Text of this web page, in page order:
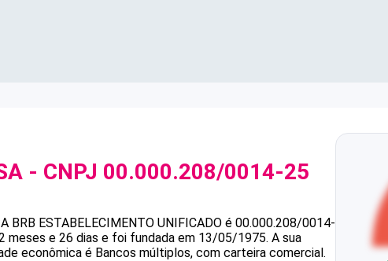
- CNPJ 00.000.208/0014-25
BRB ESTABELECIMENTO UNIFICADO é 00.000.208/0014-
meses e 26 dias e foi fundada em 13/05/1975. A sua
econômica é Bancos múltiplos, com carteira comercial.